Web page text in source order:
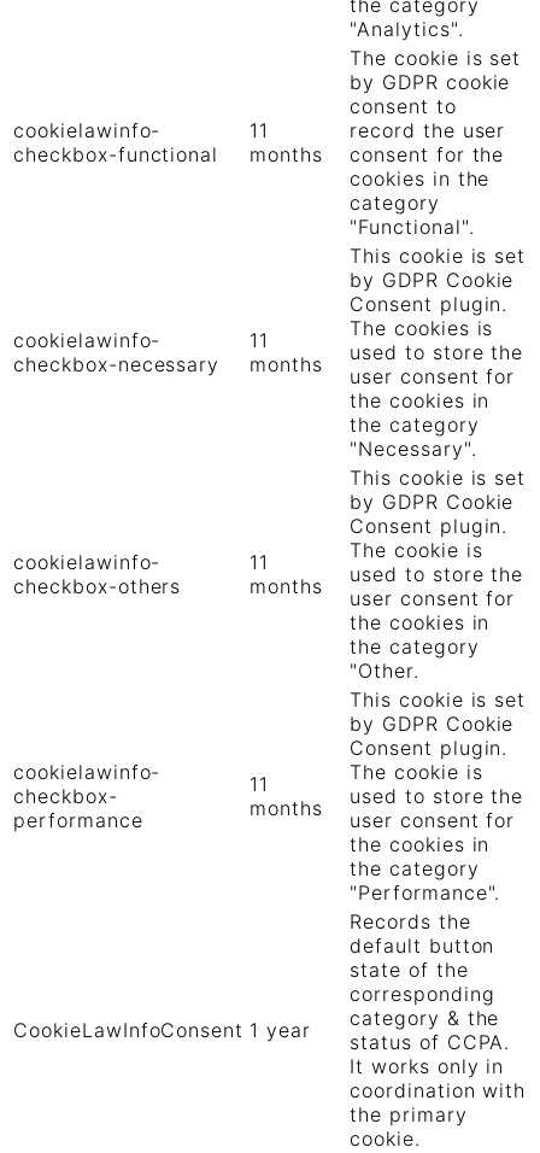
"Analytics".
cookielawinfo-
checkbox-functional
11
months
The cookie is set
by GDPR cookie
consent to
record the user
consent for the
cookies in the
category
"Functional".
cookielawinfo-
checkbox-necessary
11
months
This cookie is set
by GDPR Cookie
Consent plugin.
The cookies is
used to store the
user consent for
the cookies in
the category
"Necessary".
cookielawinfo-
checkbox-others
11
months
This cookie is set
by GDPR Cookie
Consent plugin.
The cookie is
used to store the
user consent for
the cookies in
the category
"Other.
cookielawinfo-
checkbox-
performance
11
months
This cookie is set
by GDPR Cookie
Consent plugin.
The cookie is
used to store the
user consent for
the cookies in
the category
"Performance".
CookieLawInfoConsent 1 year
Records the
default button
state of the
corresponding
category & the
status of CCPA.
It works only in
coordination with
the primary
cookie.